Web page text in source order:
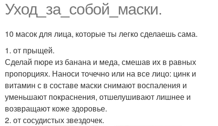
Уход_за_собой_маски.
10 масок для лица, которые ты легко сделаешь сама.
1. от прыщей.
Сделай пюре из банана и меда, смешав их в равных
пропорциях. Наноси точечно или на все лицо: цинк и
витамин с в составе маски снимают воспаления и
уменьшают покраснения, отшелушивают лишнее и
возвращают коже здоровье.
2. от сосудистых звездочек.